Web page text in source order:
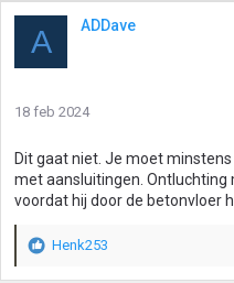
A ADDave
18 feb 2024
Dit gaat niet. Je moet
met aansluitingen. Ontluchting
voordat hij door de betonvloer
W
Henk253